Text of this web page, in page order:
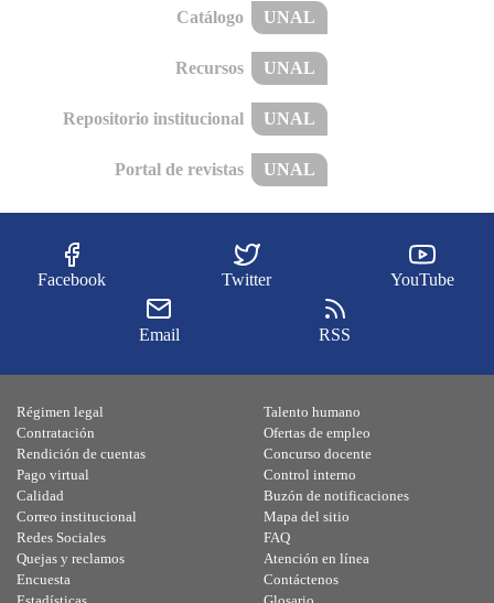
Catálogo UNAL
Recursos UNAL
Repositorio institucional UNAL
Portal de revistas UNAL
Facebook Twitter YouTube
Email RSS
Régimen legal
Contratación
Rendición de cuentas
Pago virtual
Calidad
Talento humano
Ofertas de empleo
Concurso docente
Control interno
Buzón de notificaciones
Correo institucional
Redes Sociales
Quejas y reclamos
Encuesta
Mapa del sitio
FAQ
Atención en línea
Contáctenos